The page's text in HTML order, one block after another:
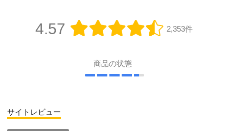
4.57 2,353件
商品の状態
サイトレビュー